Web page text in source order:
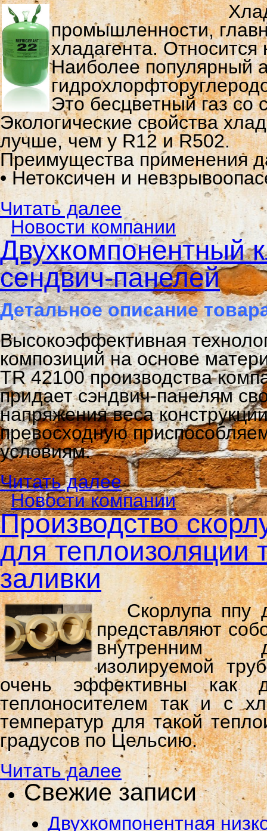
Хладон R22
промышленности,
хладагента. Относится
Наиболее популярный
Это бесцветный газ
Экологические свойства
лучше, чем у R12 и R502.
Преимущества применения
• Нетоксичен и
Читать далее
Новости компании
Двухкомпонентный
сендвич-панелей
Детальное описание
Высокоэффективная
композиций на основе
TR 42100 производства
придает сэндвич-панелям
напряжения веса
превосходную
условиям.
Читать далее
Новости компании
Производство
для теплоизоляции
заливки
Скорлупа ппу
представляют
внутренним
изолируемой
очень эффективны как
теплоносителем так и с
температур для такой
градусов по Цельсию.
Читать далее
Свежие записи
Двухкомпонентная